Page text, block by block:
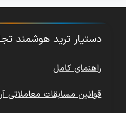
دستیار ترید هوشمند
راهنمای کامل
قوانین مسابقات معاملاتی